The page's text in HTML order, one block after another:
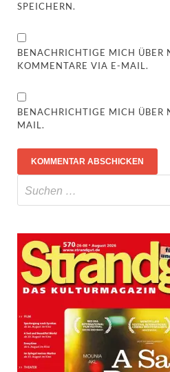
SPEICHERN.
BENACHRICHTIGE MICH ÜBER
KOMMENTARE VIA E-MAIL.
BENACHRICHTIGE MICH ÜBER
MAIL.